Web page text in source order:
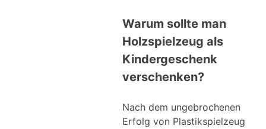
Warum sollte man
Holzspielzeug als
Kindergeschenk
verschenken?
Nach dem ungebrochenen
Erfolg von Plastikspielzeug